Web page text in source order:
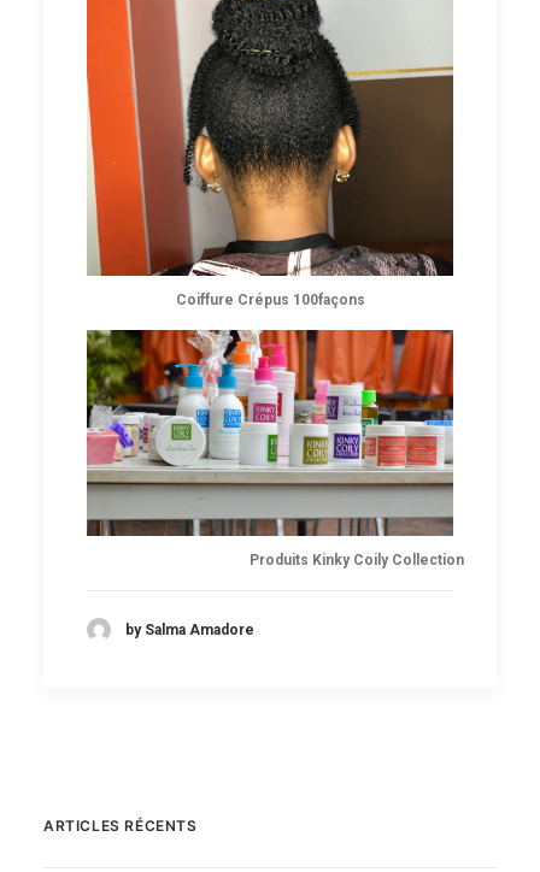
Coiffure Crépus 100façons
Produits Kinky Coily Collection
by Salma Amadore
ARTICLES RÉCENTS